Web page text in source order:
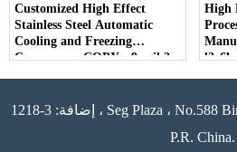
Customized High Effect
Stainless Steel Automatic
Cooling and Freezing
Conveyors - COPY - 9wgik2
High
إضافة: 3-1218 ، Seg Plaza ، No.588 Binhe Road ، SND ، Jiangsu ،
P.R. China.